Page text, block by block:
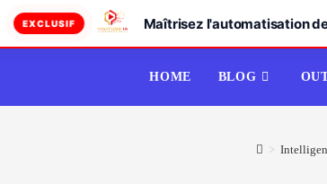
EXCLUSIF Maîtrisez l'automatisation
HOME BLOG
>